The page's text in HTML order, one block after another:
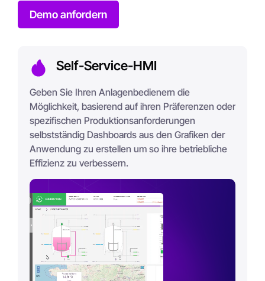
Demo anfordern
Self-Service-HMI
Geben Sie Ihren Anlagenbedienern die
Möglichkeit, basierend auf ihren Präferenzen oder
spezifischen Produktionsanforderungen
selbstständig Dashboards aus den Grafiken der
Anwendung zu erstellen um so ihre betriebliche
Effizienz zu verbessern.